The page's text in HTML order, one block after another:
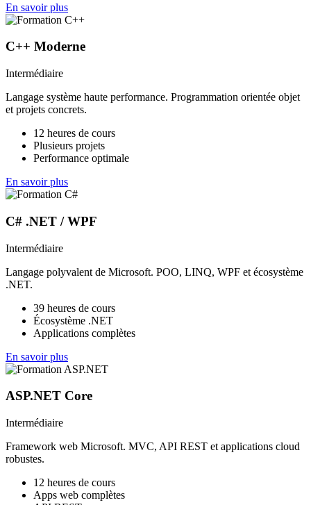
En savoir plus
C++ Moderne
Intermédiaire
Langage système haute performance. Programmation orientée objet
et projets concrets.
12 heures de cours
Plusieurs projets
Performance optimale
En savoir plus
C# .NET / WPF
Intermédiaire
Langage polyvalent de Microsoft. POO, LINQ, WPF et écosystème
.NET.
39 heures de cours
Écosystème .NET
Applications complètes
En savoir plus
ASP.NET Core
Intermédiaire
Framework web Microsoft. MVC, API REST et applications cloud
robustes.
12 heures de cours
Apps web complètes